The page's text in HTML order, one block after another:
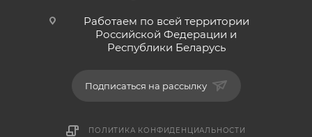
Работаем по всей территории
Российской Федерации и
Республики Беларусь
Подписаться на рассылку
ПОЛИТИКА КОНФИДЕНЦИАЛЬНОСТИ